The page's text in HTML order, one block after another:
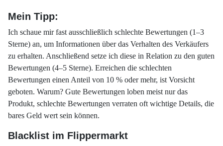
Mein Tipp:
Ich schaue mir fast ausschließlich schlechte Bewertungen (1–3
Sterne) an, um Informationen über das Verhalten des Verkäufers
zu erhalten. Anschließend setze ich diese in Relation zu den guten
Bewertungen (4–5 Sterne). Erreichen die schlechten
Bewertungen einen Anteil von 10 % oder mehr, ist Vorsicht
geboten. Warum? Gute Bewertungen loben meist nur das
Produkt, schlechte Bewertungen verraten oft wichtige Details, die
bares Geld wert sein können.
Blacklist im Flippermarkt